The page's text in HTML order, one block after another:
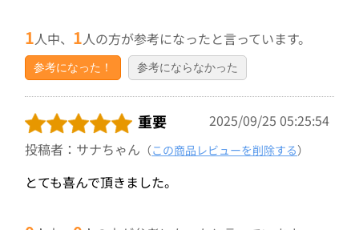
1人中、 1人の方が参考になったと言っています。
参考になった！ 参考にならなかった
重要
2025/09/25 05:25:54
投稿者：サナちゃん （この商品レビューを削除する）
とても喜んで頂きました。